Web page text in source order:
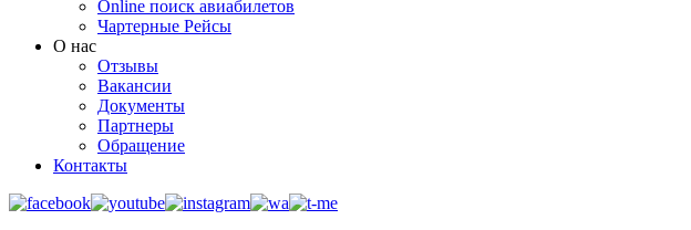
Online поиск авиабилетов
Чартерные Рейсы
О нас
Отзывы
Вакансии
Документы
Партнеры
Обращение
Контакты